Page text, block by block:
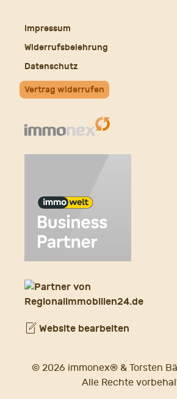
Impressum
Widerrufsbelehrung
Datenschutz
Vertrag widerrufen
Website bearbeiten
© 2026 immonex® & Torsten
Alle Rechte